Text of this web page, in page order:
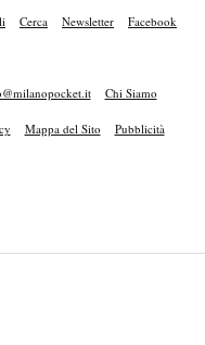
Cerca Newsletter Facebook
Chi Siamo
Mappa del Sito Pubblicità